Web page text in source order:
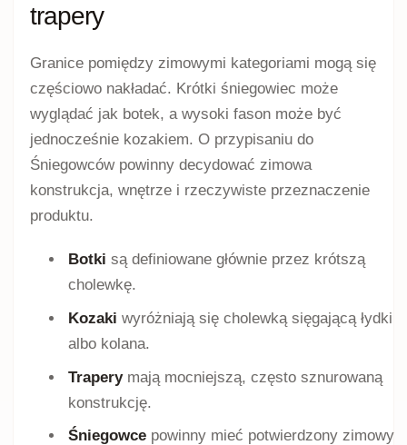
trapery
Granice pomiędzy zimowymi kategoriami mogą się
częściowo nakładać. Krótki śniegowiec może
wyglądać jak botek, a wysoki fason może być
jednocześnie kozakiem. O przypisaniu do
Śniegowców powinny decydować zimowa
konstrukcja, wnętrze i rzeczywiste przeznaczenie
produktu.
Botki są definiowane głównie przez krótszą
cholewkę.
Kozaki wyróżniają się cholewką sięgającą łydki
albo kolana.
Traperymają mocniejszą, często sznurowaną
konstrukcję.
Śniegowce powinny mieć potwierdzony zimowy